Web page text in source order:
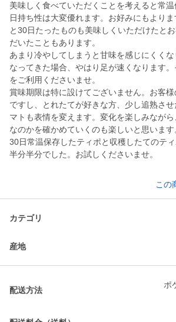
美味しく食べていただくことを考えると常温
日持ち性は大変優れます。お好みにもより
と30日たったものも美味しくいただけたと
だいたこともあります。
あまり冷やしてしまうと甘味を感じにくくな
なってきた場合、やはり足が速くなります
をご利用くださいませ。
賞味期限は特に設けてございません。お客
ですし、とれたてが好きな方、少し追熟さ
マトも表情を変えます。変化を楽しみなが
なのかを確かめていくのも楽しいと思います
30日常温保存したティポと収穫したてのテ
半分半分でした。お試しくださいませ。
この
カテゴリ
産地
配送方法
ポ